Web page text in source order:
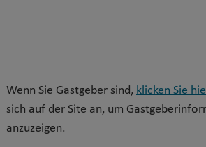
Wenn Sie Gastgeber sind, klicken Sie
sich auf der Site an, um
anzuzeigen.